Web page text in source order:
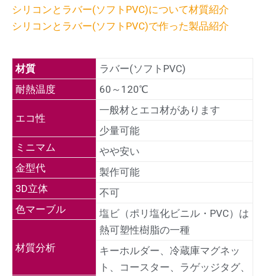
シリコンとラバー(ソフトPVC)について材質紹介
シリコンとラバー(ソフトPVC)で作った製品紹介
材質
耐熱温度
エコ性
ミニマム
金型代
3D立体
色マーブル
材質分析
ラバー(ソフトPVC)
60～120℃
一般材とエコ材があります
少量可能
やや安い
製作可能
不可
塩ビ（ポリ塩化ビニル・PVC）は
熱可塑性樹脂の一種
キーホルダー、冷蔵庫マグネッ
ト、コースター、ラゲッジタグ、